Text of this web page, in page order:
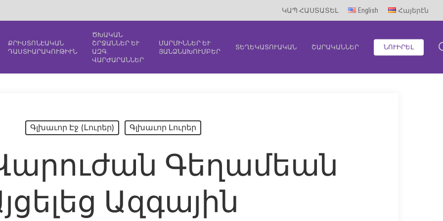
ԿԱՊ ՀԱՍՏԱՏԵԼ English Հայերէն
ՔՐԻՍՏՈՆԷԱԿԱՆ
ԴԱՍՏԻԱՐԱԿՈՒԹԻՒՆ
ԾԽԱԿԱՆ
ՇՐՋԱՆՆԵՐ ԵՒ
ԱԶԳ.
ՎԱՐԺԱՐԱՆՆԵՐ
ՄԱՐՄԻՆՆԵՐ ԵՒ
ՅԱՆՁՆԱԽՈՒՄԲԵՐ
ՏԵՂԵԿԱՏՈՒԱԿԱՆ ՇԱՐԱԿԱՆՆԵՐ ՆՈՒԻՐԵԼ
Գլխաւոր Էջ (Lուրեր) Գլխաւոր Լուրեր
Գեղամեան
Ազգային